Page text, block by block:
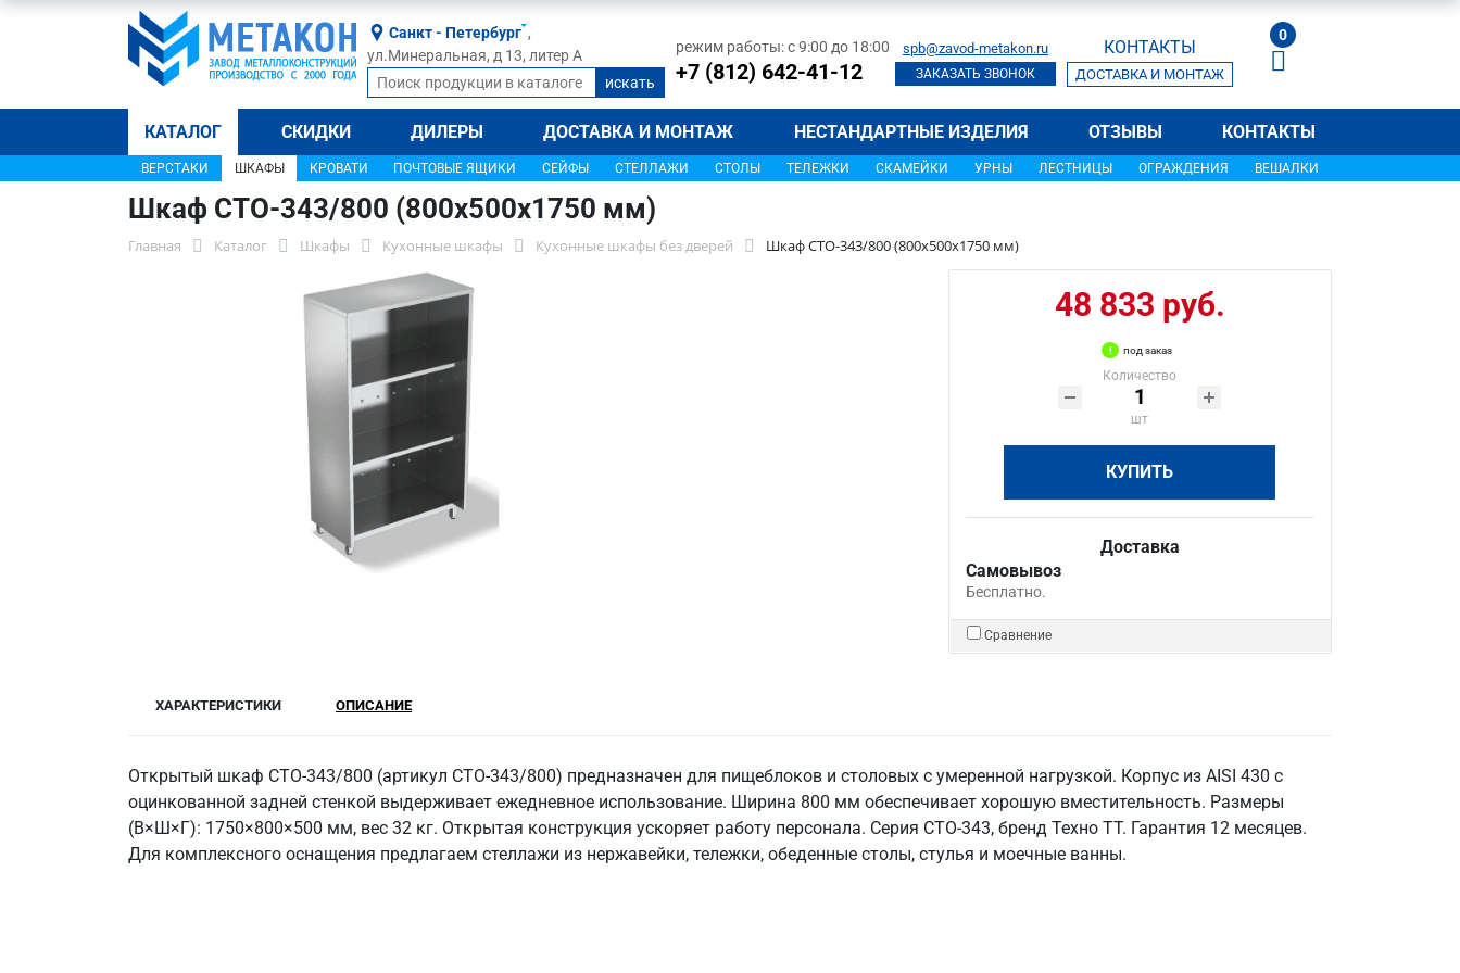
Санкт - Петербург ,
ул.Минеральная, д 13, литер А
режим работы: с 9:00 до 18:00
+7 (812) 642-41-12
spb@zavod-metakon.ru
ЗАКАЗАТЬ ЗВОНОК
КОНТАКТЫ
ДОСТАВКА И МОНТАЖ
0
КАТАЛОГ СКИДКИ ДИЛЕРЫ ДОСТАВКА И МОНТАЖ НЕСТАНДАРТНЫЕ ИЗДЕЛИЯ ОТЗЫВЫ КОНТАКТЫ
ВЕРСТАКИ ШКАФЫ КРОВАТИ ПОЧТОВЫЕ ЯЩИКИ СЕЙФЫ СТЕЛЛАЖИ СТОЛЫ ТЕЛЕЖКИ СКАМЕЙКИ УРНЫ ЛЕСТНИЦЫ ОГРАЖДЕНИЯ ВЕШАЛКИ
Шкаф СТО-343/800 (800x500x1750 мм)
Главная Каталог Шкафы Кухонные шкафы Кухонные шкафы без дверей Шкаф СТО-343/800 (800x500x1750 мм)
48 833 руб.
под заказ
Количество
шт
КУПИТЬ
Доставка
Самовывоз
Бесплатно.
Сравнение
ХАРАКТЕРИСТИКИ ОПИСАНИЕ
Открытый шкаф СТО-343/800 (артикул СТО-343/800) предназначен для пищеблоков и столовых с умеренной нагрузкой. Корпус из AISI 430 с
оцинкованной задней стенкой выдерживает ежедневное использование. Ширина 800 мм обеспечивает хорошую вместительность. Размеры
(В×Ш×Г): 1750×800×500 мм, вес 32 кг. Открытая конструкция ускоряет работу персонала. Серия СТО-343, бренд Техно ТТ. Гарантия 12 месяцев.
Для комплексного оснащения предлагаем стеллажи из нержавейки, тележки, обеденные столы, стулья и моечные ванны.